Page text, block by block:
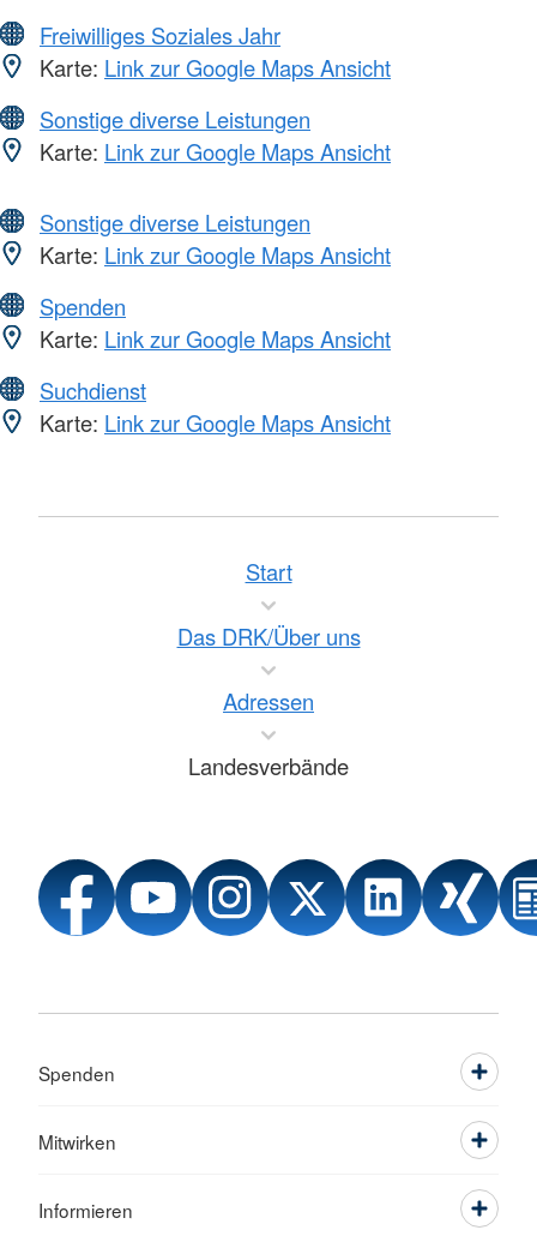
Freiwilliges Soziales Jahr
Karte: Link zur Google Maps Ansicht
Sonstige diverse Leistungen
Karte: Link zur Google Maps Ansicht
Sonstige diverse Leistungen
Karte: Link zur Google Maps Ansicht
Spenden
Karte: Link zur Google Maps Ansicht
Suchdienst
Karte: Link zur Google Maps Ansicht
Start
Das DRK/Über uns
Adressen
Landesverbände
Spenden
Mitwirken
Informieren